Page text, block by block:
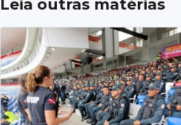
Leia outras matérias